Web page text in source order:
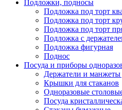
Подложки, подносы
Подложка под торт
Подложка под торт
Подложка под торт
Подложка с
Подложка фигурная
Поднос
Посуда и приборы
Держатели и манжеты
Крышки для стаканов
Одноразовые
Посуда